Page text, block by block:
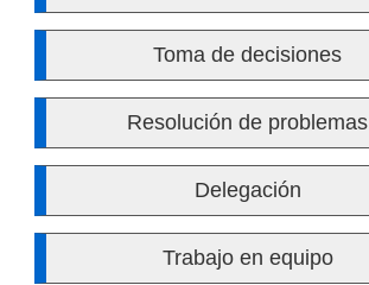
Toma de decisiones
Resolución de problemas
Delegación
Trabajo en equipo